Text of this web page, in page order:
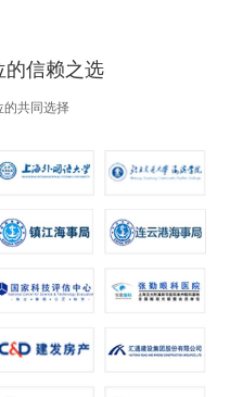
的信赖之选
的共同选择